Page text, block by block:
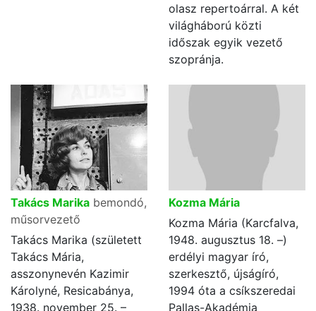
olasz repertoárral. A két
világháború közti
időszak egyik vezető
szopránja.
Takács Marika bemondó,
műsorvezető
Takács Marika (született
Takács Mária,
asszonynevén Kazimir
Károlyné, Resicabánya,
1938. november 25. –
Kozma Mária
Kozma Mária (Karcfalva,
1948. augusztus 18. –)
erdélyi magyar író,
szerkesztő, újságíró,
1994 óta a csíkszeredai
Pallas-Akadémia